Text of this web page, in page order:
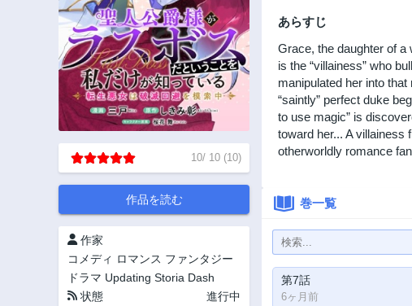
10/ 10 (10)
作品を読む
作家
コメディ ロマンス ファンタジー
ドラマ Updating Storia Dash
状態
進行中
あらすじ
Grace, the daughter of
is the “villainess” who
manipulated her into
“saintly” perfect duke
to use magic” is
toward her... A
otherworldly romance
巻一覧
第7話
6ヶ月前